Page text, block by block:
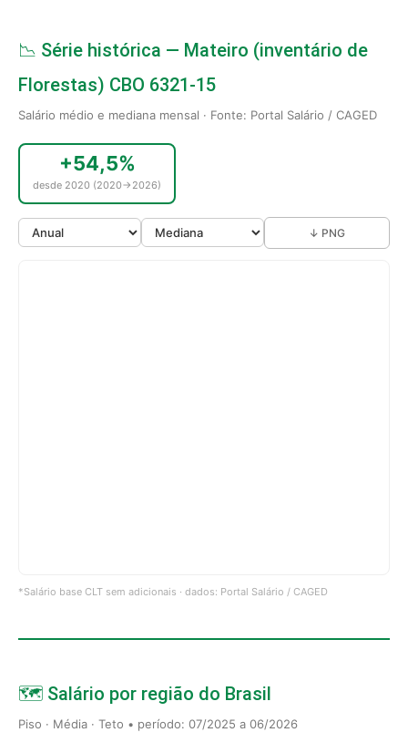
📉 Série histórica — Mateiro (inventário de
Florestas) CBO 6321-15
Salário médio e mediana mensal · Fonte: Portal Salário / CAGED
+54,5%
desde 2020 (2020→2026)
↓ PNG
*Salário base CLT sem adicionais · dados: Portal Salário / CAGED
🗺️ Salário por região do Brasil
Piso · Média · Teto • período: 07/2025 a 06/2026